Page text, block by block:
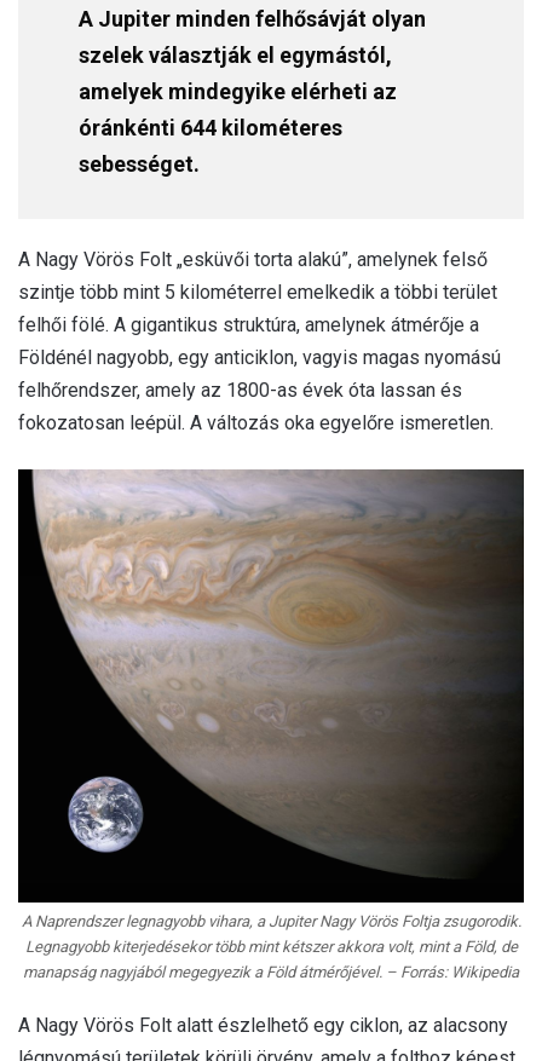
A Jupiter minden felhősávját olyan
szelek választják el egymástól,
amelyek mindegyike elérheti az
óránkénti 644 kilométeres
sebességet.
A Nagy Vörös Folt „esküvői torta alakú”, amelynek felső
szintje több mint 5 kilométerrel emelkedik a többi terület
felhői fölé. A gigantikus struktúra, amelynek átmérője a
Földénél nagyobb, egy anticiklon, vagyis magas nyomású
felhőrendszer, amely az 1800-as évek óta lassan és
fokozatosan leépül. A változás oka egyelőre ismeretlen.
A Naprendszer legnagyobb vihara, a Jupiter Nagy Vörös Foltja zsugorodik.
Legnagyobb kiterjedésekor több mint kétszer akkora volt, mint a Föld, de
manapság nagyjából megegyezik a Föld átmérőjével. – Forrás: Wikipedia
A Nagy Vörös Folt alatt észlelhető egy ciklon, az alacsony